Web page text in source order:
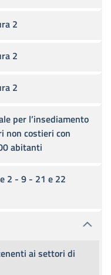
2
2
2
per l’insediamento
non costieri con
abitanti
2 - 9 - 21 e 22
ai settori di